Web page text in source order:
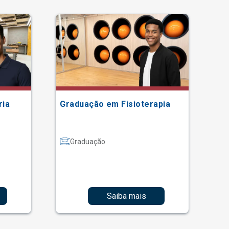
Graduação em Fisioterapia
Graduação
Saiba mais